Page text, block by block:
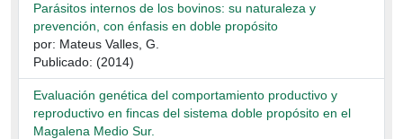
Parásitos internos de los bovinos: su naturaleza y
prevención, con énfasis en doble propósito
por: Mateus Valles, G.
Publicado: (2014)
Evaluación genética del comportamiento productivo y
reproductivo en fincas del sistema doble propósito en el
Magalena Medio Sur.